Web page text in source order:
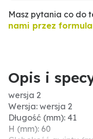
Masz pytania co do
nami przez
Opis i
wersja 2
Wersja: wersja 2
Długość (mm): 41
H (mm): 60